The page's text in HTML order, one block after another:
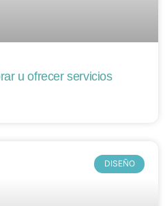
u ofrecer servicios
DISEÑO